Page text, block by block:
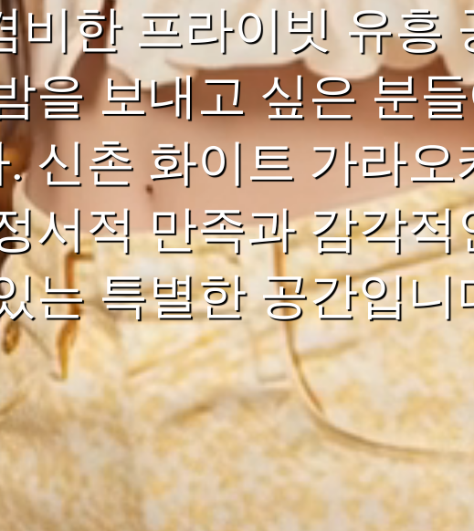
비한 프라이빗 유흥
을 보내고 싶은 분
신촌 화이트 가라오
서적 만족과 감각
는 특별한 공간입니